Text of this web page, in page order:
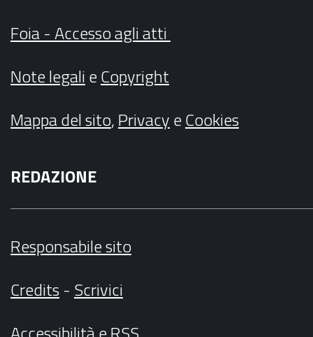
Foia - Accesso agli atti
Note legalieCopyright
Mappa del sito,PrivacyeCookies
REDAZIONE
Responsabile sito
Credits- Scrivici